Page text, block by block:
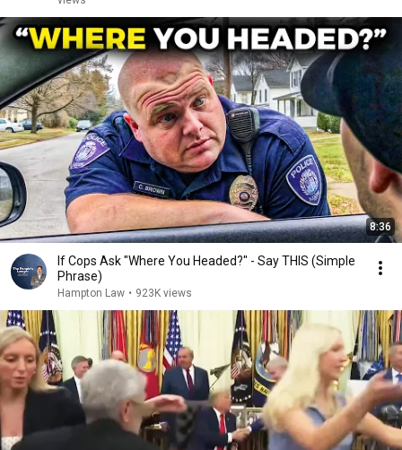
8:36
If Cops Ask "Where You Headed?" - Say THIS (Simple
Phrase)
Hampton Law • 923K views